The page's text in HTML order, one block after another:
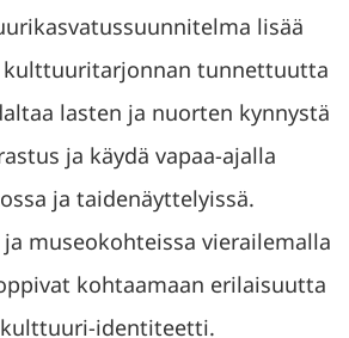
lisää
kulttuuritarjonnan tunnettuutta
lasten ja nuorten kynnystä
ja käydä vapaa-ajalla
ja taidenäyttelyissä.
museokohteissa vierailemalla
kohtaamaan erilaisuutta
identiteetti.